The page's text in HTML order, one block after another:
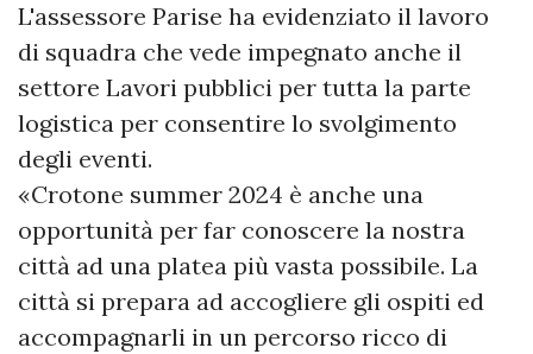
L'assessore Parise ha evidenziato il lavoro
di squadra che vede impegnato anche il
settore Lavori pubblici per tutta la parte
logistica per consentire lo svolgimento
degli eventi.
«Crotone summer 2024 è anche una
opportunità per far conoscere la nostra
città ad una platea più vasta possibile. La
città si prepara ad accogliere gli ospiti ed
accompagnarli in un percorso ricco di